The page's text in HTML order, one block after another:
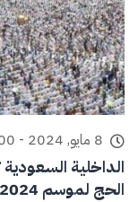
8 مايو, 2024 - 03:00 م
الداخلية
الحج لموسم 2024